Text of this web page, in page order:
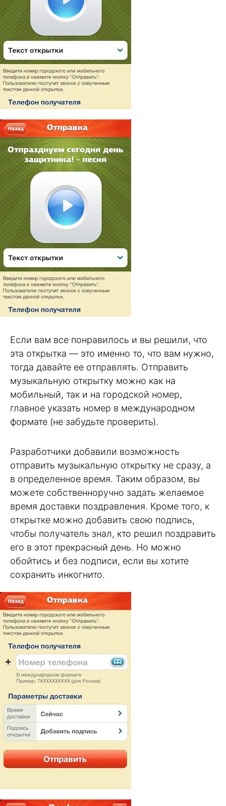
Если вам все понравилось и вы решили, что
эта открытка — это именно то, что вам нужно,
тогда давайте ее отправлять. Отправить
музыкальную открытку можно как на
мобильный, так и на городской номер,
главное указать номер в международном
формате (не забудьте проверить).
Разработчики добавили возможность
отправить музыкальную открытку не сразу, а
в определенное время. Таким образом, вы
можете собственноручно задать желаемое
время доставки поздравления. Кроме того, к
открытке можно добавить свою подпись,
чтобы получатель знал, кто решил поздравить
его в этот прекрасный день. Но можно
обойтись и без подписи, если вы хотите
сохранить инкогнито.